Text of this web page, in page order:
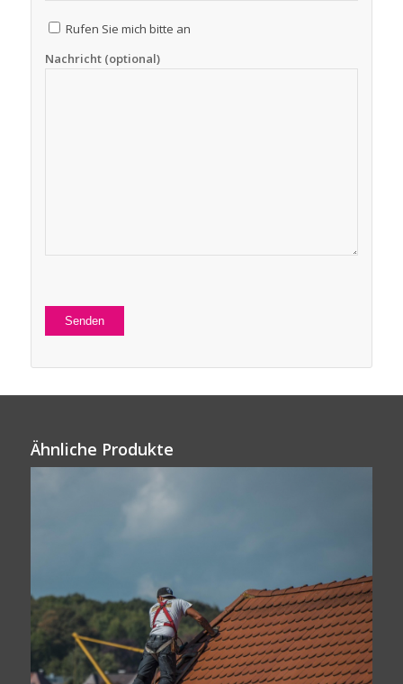
Rufen Sie mich bitte an
Nachricht (optional)
Bitte
lasse
Ähnliche Produkte